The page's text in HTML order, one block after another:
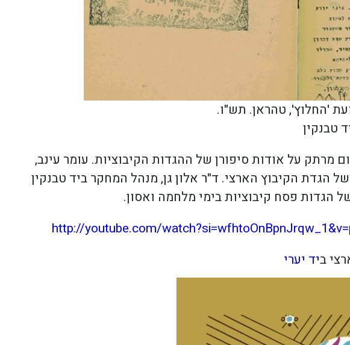
'החלוץ', טהראן. תש"ו.
טבנקין
מרתק על אודות סיפורן של ההגדות הקיבוציות. עומר עינב,
של הגדת הקיבוץ הארצי. ד"ר אלון גן, מנהל המחקר ביד טבנקין
הגדות פסח קיבוציות בימי מלחמה ואסון.
http://youtube.com/
ביד יערי